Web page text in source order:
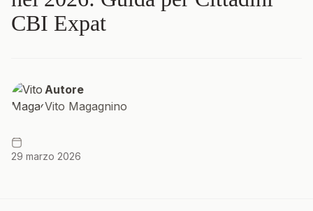
CBI Expat
Autore
Vito Magagnino
29 marzo 2026